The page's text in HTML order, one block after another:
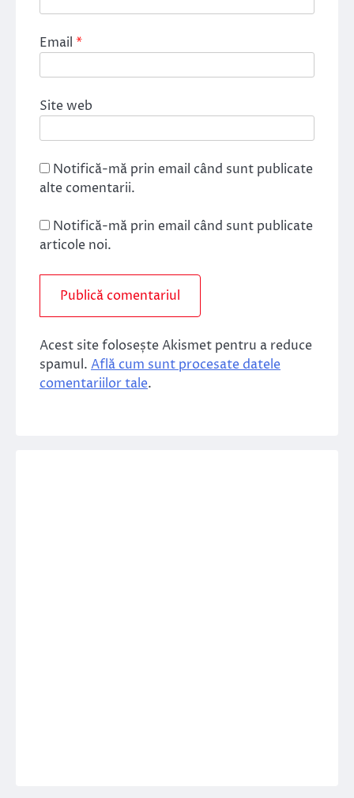
Email *
Site web
Notifică-mă prin email când sunt publicate
alte comentarii.
Notifică-mă prin email când sunt publicate
articole noi.
Acest site folosește Akismet pentru a reduce
spamul. Află cum sunt procesate datele
comentariilor tale.